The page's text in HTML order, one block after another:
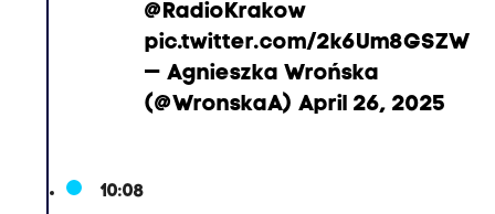
@RadioKrakow
pic.twitter.com/2k6Um8GSZW
— Agnieszka Wrońska
(@WronskaA) April 26, 2025
10:08